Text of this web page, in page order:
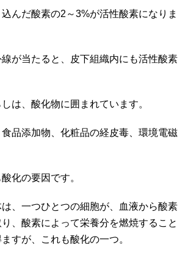
んだ酸素の2～3%が活性酸素になりま
が当たると、皮下組織内にも活性酸素
は、酸化物に囲まれています。
品添加物、化粧品の経皮毒、環境電磁
化の要因です。
、一つひとつの細胞が、血液から酸素
、酸素によって栄養分を燃焼すること
すが、これも酸化の一つ。